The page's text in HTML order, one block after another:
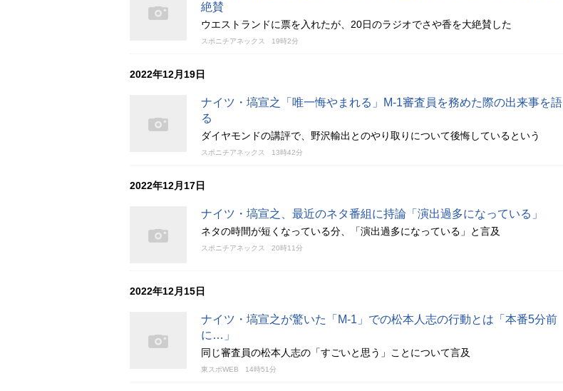
絶賛
ウエストランドに票を入れたが、20日のラジオでさや香を大絶賛した
スポニチアネックス 19時2分
2022年12月19日
ナイツ・塙宣之「唯一悔やまれる」M-1審査員を務めた際の出来事を語
る
ダイヤモンドの講評で、野沢輸出とのやり取りについて後悔しているという
スポニチアネックス 13時42分
2022年12月17日
ナイツ・塙宣之、最近のネタ番組に持論「演出過多になっている」
ネタの時間が短くなっている分、「演出過多になっている」と言及
スポニチアネックス 20時11分
2022年12月15日
ナイツ・塙宣之が驚いた「M-1」での松本人志の行動とは「本番5分前
に…」
同じ審査員の松本人志の「すごいと思う」ことについて言及
東スポWEB 14時51分